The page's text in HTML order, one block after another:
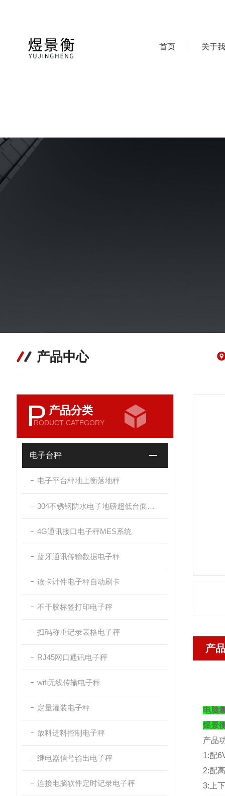
首页 关于
产品中心
P 产品分类
RODUCT CATEGORY
电子台秤
电子平台秤地上衡落地秤
304不锈钢防水电子地磅超低台面带斜坡
4G通讯接口电子秤MES系统
蓝牙通讯传输数据电子秤
读卡计件电子秤自动刷卡
不干胶标签打印电子秤
扫码称重记录表格电子秤
RJ45网口通讯电子秤
wifi无线传输电子秤
定量灌装电子秤
放料进料控制电子秤
继电器信号输出电子秤
连接电脑软件定时记录电子秤
产
电脑
煜景
产品
1:配
2:配
3: 上